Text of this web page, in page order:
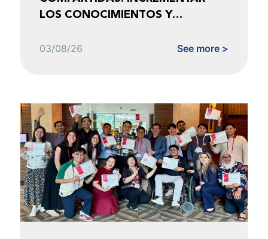
LOS CONOCIMIENTOS Y
03/08/26 See more >